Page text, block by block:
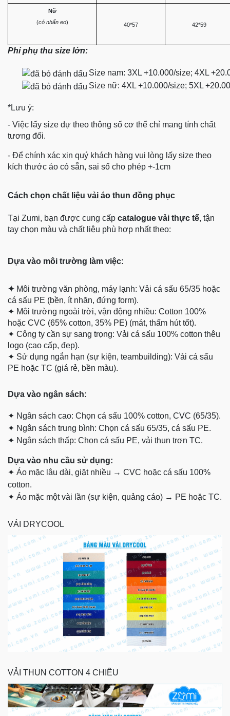
Nữ
40*57 42*59
(có nhấn eo)
Phí phụ thu size lớn:
Size nam: 3XL +10.000/size; 4XL
Size nữ: 4XL +10.000/size; 5XL
*Lưu ý:
- Việc lấy size dự theo thông số cơ thể chỉ mang tính chất
tương đối.
- Để chính xác xin quý khách hàng vui lòng lấy size theo
kích thước áo có sẵn, sai số cho phép +-1cm
Cách chọn chất liệu vải áo thun đồng phục
Tại Zumi, bạn được cung cấp catalogue vải thực tế, tận
tay chọn màu và chất liệu phù hợp nhất theo:
Dựa vào môi trường làm việc:
✦ Môi trường văn phòng, máy lạnh: Vải cá sấu 65/35 hoặc
cá sấu PE (bền, ít nhăn, đứng form).
✦ Môi trường ngoài trời, vận động nhiều: Cotton 100%
hoặc CVC (65% cotton, 35% PE) (mát, thấm hút tốt).
✦ Công ty cần sự sang trọng: Vải cá sấu 100% cotton thêu
logo (cao cấp, đẹp).
✦ Sử dụng ngắn hạn (sự kiện, teambuilding): Vải cá sấu
PE hoặc TC (giá rẻ, bền màu).
Dựa vào ngân sách:
✦ Ngân sách cao: Chọn cá sấu 100% cotton, CVC (65/35).
✦ Ngân sách trung bình: Chọn cá sấu 65/35, cá sấu PE.
✦ Ngân sách thấp: Chọn cá sấu PE, vải thun trơn TC.
Dựa vào nhu cầu sử dụng:
✦ Áo mặc lâu dài, giặt nhiều → CVC hoặc cá sấu 100%
cotton.
✦ Áo mặc một vài lần (sự kiện, quảng cáo) → PE hoặc TC.
VẢI DRYCOOL
VẢI THUN COTTON 4 CHIỀU